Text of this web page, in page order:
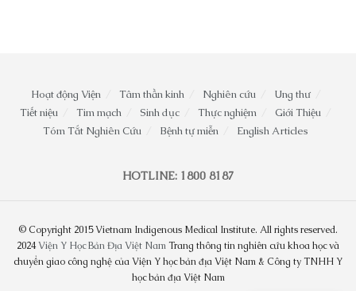
Hoạt động Viện Tâm thần kinh Nghiên cứu
Ung thư
Tiết niệu
Tim mạch Sinh dục Thực nghiệm
Giới Thiệu
Tóm Tắt Nghiên Cứu
Bệnh tự miễn English Articles
HOTLINE: 1800 8187
© Copyright 2015 Vietnam Indigenous Medical Institute. All rights reserved.
2024Viện Y Học Bản Địa Việt NamTrang thông tin nghiên cứu khoa học và
chuyển giao công nghệ của Viện Y học bản địa Việt Nam & Công ty TNHH Y
học bản địa Việt Nam